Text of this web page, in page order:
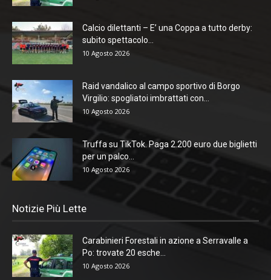
Calcio dilettanti – E’ una Coppa a tutto derby:
subito spettacolo...
10 Agosto 2026
Raid vandalico al campo sportivo di Borgo
Virgilio: spogliatoi imbrattati con...
10 Agosto 2026
Truffa su TikTok. Paga 2.200 euro due biglietti
per un palco...
10 Agosto 2026
Notizie Più Lette
Carabinieri Forestali in azione a Serravalle a
Po: trovate 20 esche...
10 Agosto 2026